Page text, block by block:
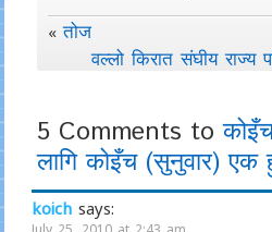
«तोज
वल्लो किरात संघीय राज्य
5 Comments to
लागि कोइँच (सुनुवार) एक
koich says: